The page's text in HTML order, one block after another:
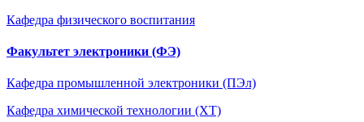
Кафедра физического воспитания
Факультет электроники (ФЭ)
Кафедра промышленной электроники (ПЭл)
Кафедра химической технологии (ХТ)